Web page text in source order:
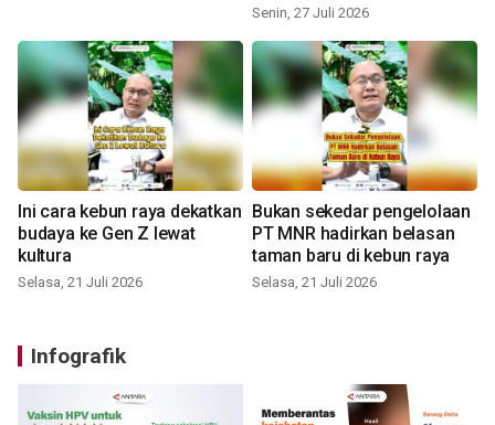
Senin, 27 Juli 2026
Ini cara kebun raya dekatkan
budaya ke Gen Z lewat
kultura
Selasa, 21 Juli 2026
Bukan sekedar pengelolaan
PT MNR hadirkan belasan
taman baru di kebun raya
Selasa, 21 Juli 2026
Infografik